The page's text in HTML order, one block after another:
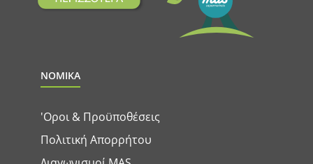
ΝΟΜΙΚΑ
'Οροι & Προϋποθέσεις
Πολιτική Απορρήτου